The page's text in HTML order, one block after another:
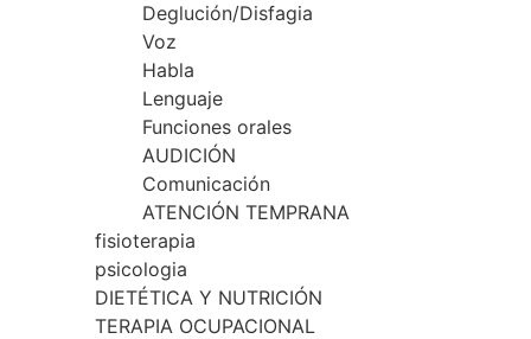
Deglución/Disfagia
Voz
Habla
Lenguaje
Funciones orales
AUDICIÓN
Comunicación
ATENCIÓN TEMPRANA
fisioterapia
psicologia
DIETÉTICA Y NUTRICIÓN
TERAPIA OCUPACIONAL